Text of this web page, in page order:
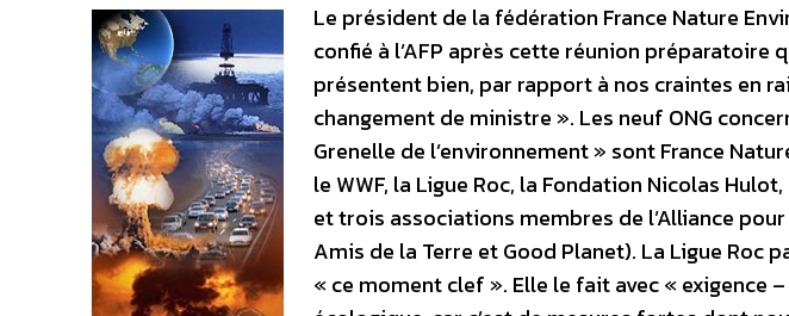
Le président de la fédération France Nature
confié à l’AFP après cette réunion préparatoire
présentent bien, par rapport à nos craintes en
changement de ministre ». Les neuf ONG
Grenelle de l’environnement » sont France
le WWF, la Ligue Roc, la Fondation Nicolas
et trois associations membres de l’Alliance
Amis de la Terre et Good Planet). La Ligue Roc
« ce moment clef ». Elle le fait avec « exigence